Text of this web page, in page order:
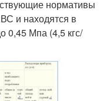
нормативы
и находятся в
0,45 Мпа (4,5 кгс/